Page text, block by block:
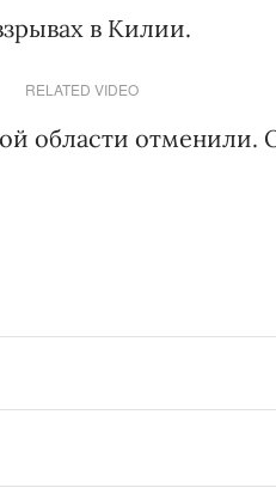
в Килии.
RELATED VIDEO
области отменили.